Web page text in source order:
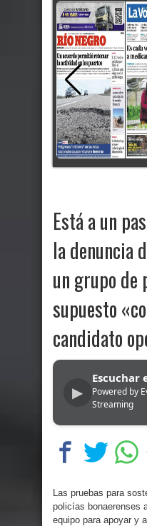
Está a un
la denuncia
un grupo de
supuesto
candidato
▶
Escuchar
Powered by
Streaming
Las pruebas para
policías bonaerenses
equipo para apoyar y